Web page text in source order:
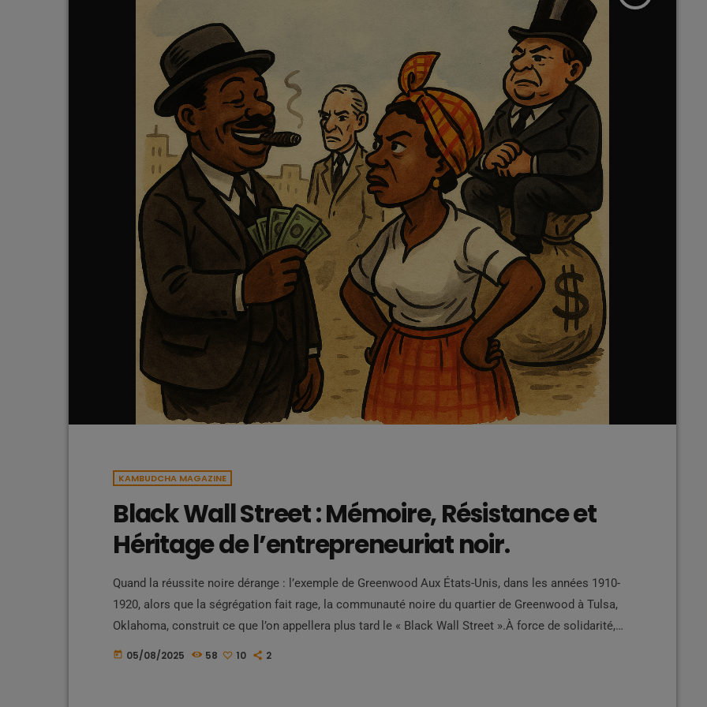
KAMBUDCHA MAGAZINE
Black Wall Street : Mémoire, Résistance et
Héritage de l’entrepreneuriat noir.
Quand la réussite noire dérange : l’exemple de Greenwood Aux États-Unis, dans les années 1910-
1920, alors que la ségrégation fait rage, la communauté noire du quartier de Greenwood à Tulsa,
Oklahoma, construit ce que l’on appellera plus tard le « Black Wall Street ».À force de solidarité,
entrepreneuriat, et résilience, les habitants fondent un véritable pôle économique indépendant :
today 05/08/2025 58 10 2